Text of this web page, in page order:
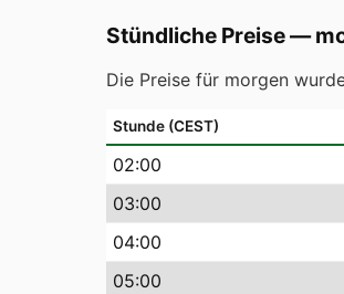
Stündliche Preise —
Die Preise für morgen
Stunde (CEST)
02:00
03:00
04:00
05:00